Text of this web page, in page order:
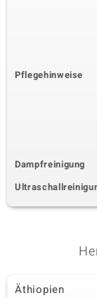
Pflegehinweise
Dampfreinigung
Äthiopien